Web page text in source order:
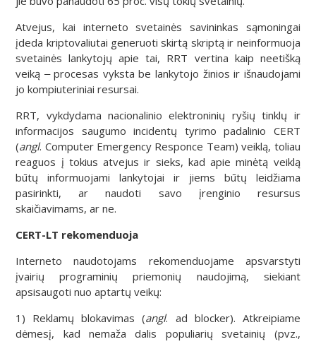
Atvejus, kai interneto svetainės savininkas sąmoningai
įdeda kriptovaliutai generuoti skirtą skriptą ir neinformuoja
svetainės lankytojų apie tai, RRT vertina kaip neetišką
veiką ‒ procesas vyksta be lankytojo žinios ir išnaudojami
jo kompiuteriniai resursai.
RRT, vykdydama nacionalinio elektroninių ryšių tinklų ir
informacijos saugumo incidentų tyrimo padalinio CERT
(angl. Computer Emergency Responce Team) veiklą, toliau
reaguos į tokius atvejus ir sieks, kad apie minėtą veiklą
būtų informuojami lankytojai ir jiems būtų leidžiama
pasirinkti, ar naudoti savo įrenginio resursus
skaičiavimams, ar ne.
CERT-LT rekomenduoja
Interneto naudotojams rekomenduojame apsvarstyti
įvairių programinių priemonių naudojimą, siekiant
apsisaugoti nuo aptartų veikų:
1) Reklamų blokavimas (angl. ad blocker). Atkreipiame
dėmesį, kad nemaža dalis populiarių svetainių (pvz.,